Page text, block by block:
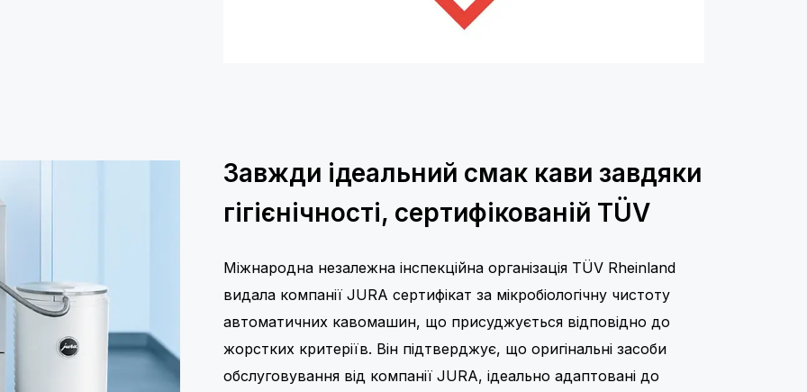
Завжди ідеальний смак кави завдяки
гігієнічності, сертифікованій TÜV
Міжнародна незалежна інспекційна організація TÜV Rheinland
видала компанії JURA сертифікат за мікробіологічну чистоту
автоматичних кавомашин, що присуджується відповідно до
жорстких критеріїв. Він підтверджує, що оригінальні засоби
обслуговування від компанії JURA, ідеально адаптовані до